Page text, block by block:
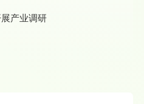
产业调研